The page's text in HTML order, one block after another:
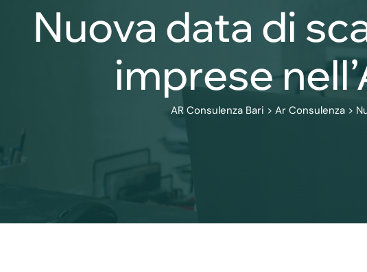
Nuova data di
imprese
AR Consulenza Bari > Ar Consulenza >